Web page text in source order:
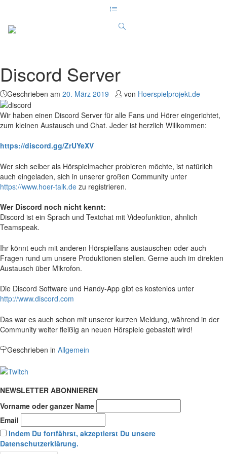
Discord Server
Geschrieben am 20. März 2019 von Hoerspielprojekt.de
Wir haben einen Discord Server für alle Fans und Hörer eingerichtet,
zum kleinen Austausch und Chat. Jeder ist herzlich Willkommen:
https://discord.gg/ZrUYeXV
Wer sich selber als Hörspielmacher probieren möchte, ist natürlich
auch eingeladen, sich in unserer großen Community unter
https://www.hoer-talk.de zu registrieren.
Wer Discord noch nicht kennt:
Discord ist ein Sprach und Textchat mit Videofunktion, ähnlich
Teamspeak.
Ihr könnt euch mit anderen Hörspielfans austauschen oder auch
Fragen rund um unsere Produktionen stellen. Gerne auch im direkten
Austausch über Mikrofon.
Die Discord Software und Handy-App gibt es kostenlos unter
http://www.discord.com
Das war es auch schon mit unserer kurzen Meldung, während in der
Community weiter fleißig an neuen Hörspiele gebastelt wird!
Geschrieben in Allgemein
NEWSLETTER ABONNIEREN
Vorname oder ganzer Name
Email
Indem Du fortfährst, akzeptierst Du unsere
Datenschutzerklärung.